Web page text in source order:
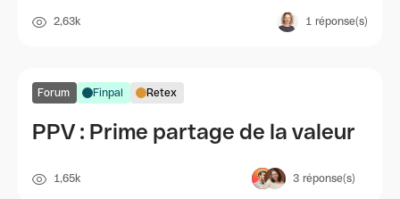
2,63k 1 réponse(s)
Forum Finpal Retex
PPV : Prime partage de la valeur
1,65k 3 réponse(s)